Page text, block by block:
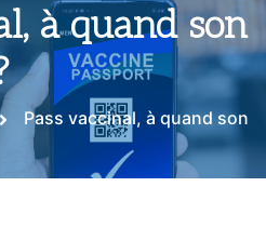
à quand son
Pass vaccinal, à quand son